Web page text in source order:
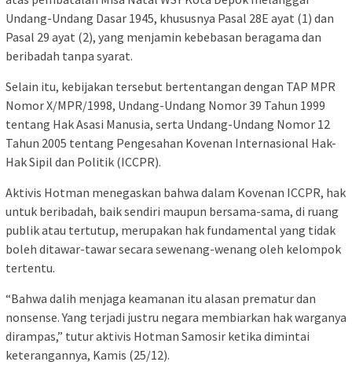
Undang-Undang Dasar 1945, khususnya Pasal 28E ayat (1) dan
Pasal 29 ayat (2), yang menjamin kebebasan beragama dan
beribadah tanpa syarat.
Selain itu, kebijakan tersebut bertentangan dengan TAP MPR
Nomor X/MPR/1998, Undang-Undang Nomor 39 Tahun 1999
tentang Hak Asasi Manusia, serta Undang-Undang Nomor 12
Tahun 2005 tentang Pengesahan Kovenan Internasional Hak-
Hak Sipil dan Politik (ICCPR).
Aktivis Hotman menegaskan bahwa dalam Kovenan ICCPR, hak
untuk beribadah, baik sendiri maupun bersama-sama, di ruang
publik atau tertutup, merupakan hak fundamental yang tidak
boleh ditawar-tawar secara sewenang-wenang oleh kelompok
tertentu.
“Bahwa dalih menjaga keamanan itu alasan prematur dan
nonsense. Yang terjadi justru negara membiarkan hak warganya
dirampas,” tutur aktivis Hotman Samosir ketika dimintai
keterangannya, Kamis (25/12).